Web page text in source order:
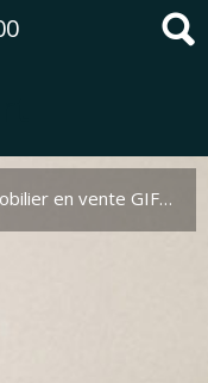
en vente GIF SUR YVETTE